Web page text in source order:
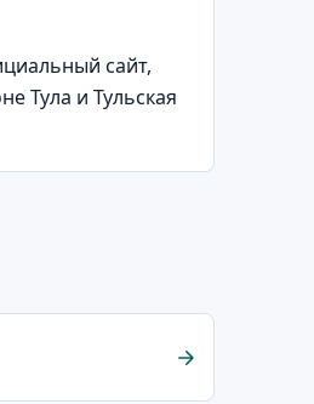
сайт,
Тула и Тульская